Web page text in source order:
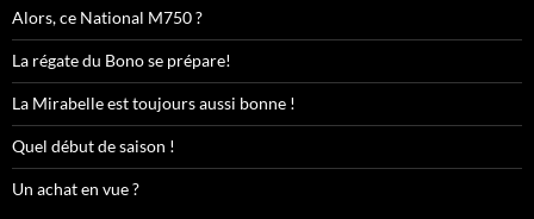
Alors, ce National M750 ?
La régate du Bono se prépare!
La Mirabelle est toujours aussi bonne !
Quel début de saison !
Un achat en vue ?